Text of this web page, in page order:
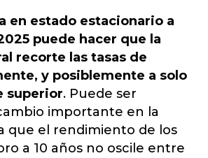
en estado estacionario a
puede hacer que la
recorte las tasas de
y posiblemente a solo
superior. Puede ser
importante en la
que el rendimiento de los
a 10 años no oscile entre